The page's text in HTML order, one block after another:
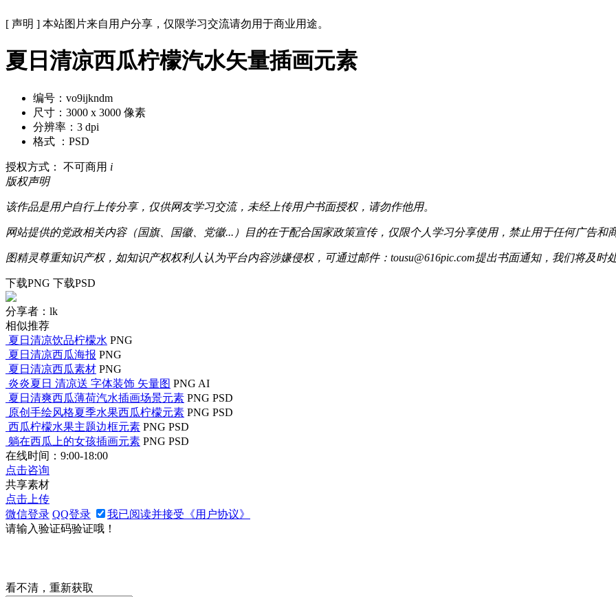
[ 声明 ] 本站图片来自用户分享，仅限学习交流请勿用于商业用途。
夏日清凉西瓜柠檬汽水矢量插画元素
编号：vo9ijkndm
尺寸：3000 x 3000 像素
分辨率：3 dpi
格式 ：PSD
授权方式： 不可商用 i
版权声明
该作品是用户自行上传分享，仅供网友学习交流，未经上传用户书面授权，请勿作他用。
网站提供的党政相关内容（国旗、国徽、党徽...）目的在于配合国家政策宣传，仅限个人学习分享使用，禁止用于任何广告和
图精灵尊重知识产权，如知识产权权利人认为平台内容涉嫌侵权，可通过邮件：tousu@616pic.com提出书面通知，我们将及时处
下载PNG 下载PSD
分享者：lk
相似推荐
夏日清凉饮品柠檬水 PNG
夏日清凉西瓜海报 PNG
夏日清凉西瓜素材 PNG
炎炎夏日 清凉送 字体装饰 矢量图 PNG AI
夏日清爽西瓜薄荷汽水插画场景元素 PNG PSD
原创手绘风格夏季水果西瓜柠檬元素 PNG PSD
西瓜柠檬水果主题边框元素 PNG PSD
躺在西瓜上的女孩插画元素 PNG PSD
在线时间：9:00-18:00
点击咨询
共享素材
点击上传
微信登录 QQ登录
我已阅读并接受《用户协议》
请输入验证码验证哦！
看不清，重新获取